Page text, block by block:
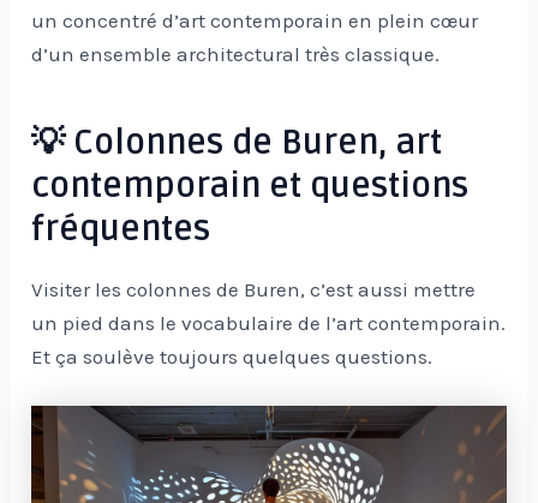
un concentré d’art contemporain en plein cœur
d’un ensemble architectural très classique.
💡 Colonnes de Buren, art
contemporain et questions
fréquentes
Visiter les colonnes de Buren, c’est aussi mettre
un pied dans le vocabulaire de l’art contemporain.
Et ça soulève toujours quelques questions.